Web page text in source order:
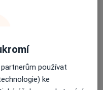
analýzy,
přístupů.
francouzkém, českém
na základě
činnost, zpracování
používat
ke